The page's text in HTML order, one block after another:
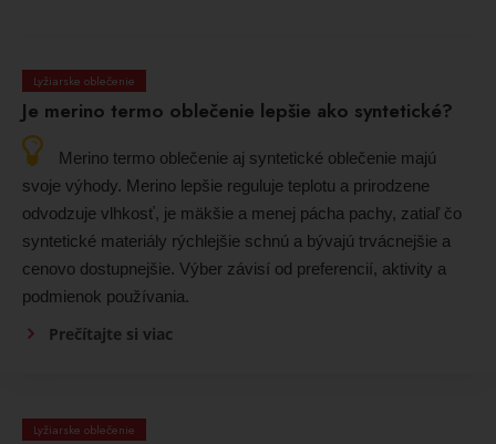
Lyžiarske oblečenie
Je merino termo oblečenie lepšie ako syntetické?
Merino termo oblečenie aj syntetické oblečenie majú
svoje výhody. Merino lepšie reguluje teplotu a prirodzene
odvodzuje vlhkosť, je mäkšie a menej pácha pachy, zatiaľ čo
syntetické materiály rýchlejšie schnú a bývajú trvácnejšie a
cenovo dostupnejšie. Výber závisí od preferencií, aktivity a
podmienok používania.
Prečítajte si viac
Lyžiarske oblečenie